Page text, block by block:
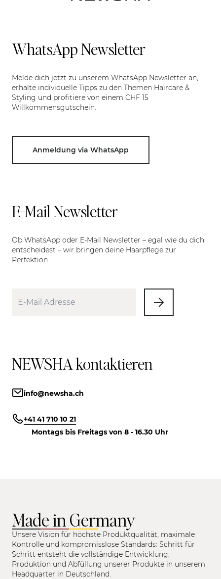
WhatsApp Newsletter
Melde dich jetzt zu unserem WhatsApp Newsletter an,
erhalte individuelle Tipps zu den Themen Haircare &
Styling und profitiere von einem CHF 15
Willkommensgutschein.
Anmeldung via WhatsApp
E-Mail Newsletter
Ob WhatsApp oder E-Mail Newsletter – egal wie du dich
entscheidest – wir bringen deine Haarpflege zur
Perfektion.
NEWSHA kontaktieren
info@newsha.ch
+41 41 710 10 21
Montags bis Freitags von 8 - 16.30 Uhr
Made in Germany
Unsere Vision für höchste Produktqualität, maximale
Kontrolle und kompromisslose Standards: Schritt für
Schritt entsteht die vollständige Entwicklung,
Produktion und Abfüllung unserer Produkte in unserem
Headquarter in Deutschland.